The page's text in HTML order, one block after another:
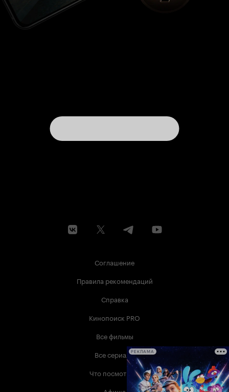
Соглашение
Правила рекомендаций
Справка
Кинопоиск PRO
Все фильмы
Все сериалы
Что посмотреть
РЕКЛАМА